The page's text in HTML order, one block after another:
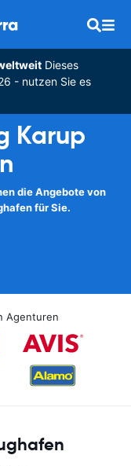
Dieses
- nutzen Sie es
Karup
die Angebote von
für Sie.
Agenturen